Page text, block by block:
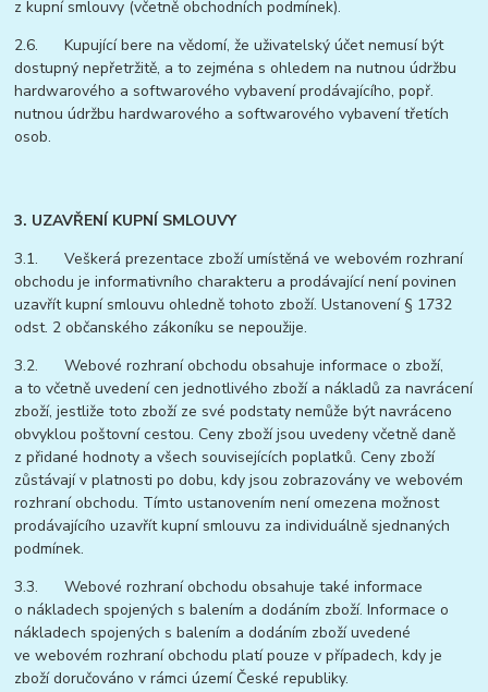
z kupní smlouvy (včetně obchodních podmínek).
2.6. Kupující bere na vědomí, že uživatelský účet nemusí být
dostupný nepřetržitě, a to zejména s ohledem na nutnou údržbu
hardwarového a softwarového vybavení prodávajícího, popř.
nutnou údržbu hardwarového a softwarového vybavení třetích
osob.
3. UZAVŘENÍ KUPNÍ SMLOUVY
3.1. Veškerá prezentace zboží umístěná ve webovém rozhraní
obchodu je informativního charakteru a prodávající není povinen
uzavřít kupní smlouvu ohledně tohoto zboží. Ustanovení § 1732
odst. 2 občanského zákoníku se nepoužije.
3.2. Webové rozhraní obchodu obsahuje informace o zboží,
a to včetně uvedení cen jednotlivého zboží a nákladů za navrácení
zboží, jestliže toto zboží ze své podstaty nemůže být navráceno
obvyklou poštovní cestou. Ceny zboží jsou uvedeny včetně daně
z přidané hodnoty a všech souvisejících poplatků. Ceny zboží
zůstávají v platnosti po dobu, kdy jsou zobrazovány ve webovém
rozhraní obchodu. Tímto ustanovením není omezena možnost
prodávajícího uzavřít kupní smlouvu za individuálně sjednaných
podmínek.
3.3. Webové rozhraní obchodu obsahuje také informace
o nákladech spojených s balením a dodáním zboží. Informace o
nákladech spojených s balením a dodáním zboží uvedené
ve webovém rozhraní obchodu platí pouze v případech, kdy je
zboží doručováno v rámci území České republiky.